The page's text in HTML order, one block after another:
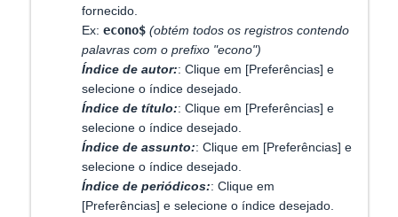
fornecido.
Ex: econo$ (obtém todos os registros contendo
palavras com o prefixo "econo")
Índice de autor:: Clique em [Preferências] e
selecione o índice desejado.
Índice de título:: Clique em [Preferências] e
selecione o índice desejado.
Índice de assunto:: Clique em [Preferências] e
selecione o índice desejado.
Índice de periódicos:: Clique em
[Preferências] e selecione o índice desejado.